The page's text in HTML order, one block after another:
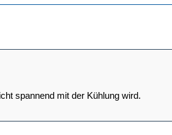
spannend mit der Kühlung wird.